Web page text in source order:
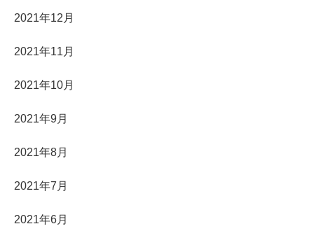
2021年12月
2021年11月
2021年10月
2021年9月
2021年8月
2021年7月
2021年6月